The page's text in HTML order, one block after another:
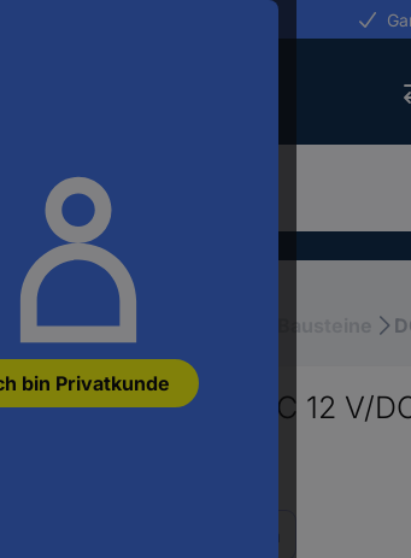
bin Privatkunde
und Netzteile
Print 24 V/DC 12 V/